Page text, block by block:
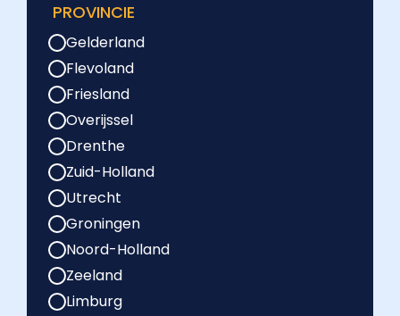
PROVINCIE
Gelderland
Flevoland
Friesland
Overijssel
Drenthe
Zuid-Holland
Utrecht
Groningen
Noord-Holland
Zeeland
Limburg